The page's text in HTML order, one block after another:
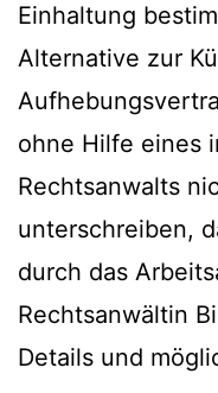
Einhaltung
Alternative zur
ohne Hilfe eines
Rechtsanwalts
unterschreiben,
durch das
Rechtsanwältin
Details und